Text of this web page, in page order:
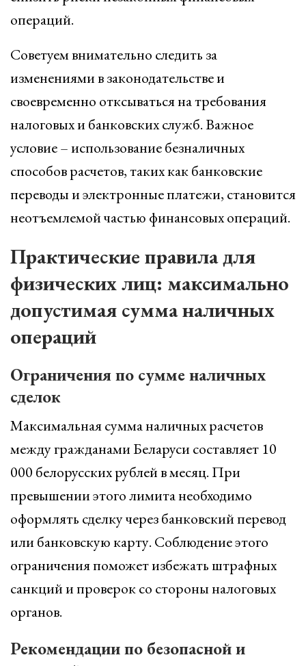
операций.
Советуем внимательно следить за
изменениями в законодательстве и
своевременно отксываться на требования
налоговых и банковских служб. Важное
условие – использование безналичных
способов расчетов, таких как банковские
переводы и электронные платежи, становится
неотъемлемой частью финансовых операций.
Практические правила для
физических лиц: максимально
допустимая сумма наличных
операций
Ограничения по сумме наличных
сделок
Максимальная сумма наличных расчетов
между гражданами Беларуси составляет 10
000 белорусских рублей в месяц. При
превышении этого лимита необходимо
оформлять сделку через банковский перевод
или банковскую карту. Соблюдение этого
ограничения поможет избежать штрафных
санкций и проверок со стороны налоговых
органов.
Рекомендации по безопасной и